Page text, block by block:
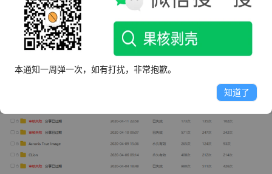
并且今年更严重，正常分享的用户都受到了波及。
从分享链接来看，大部分试下的为文件夹，单个文件分享被
取消较少
本通知一周弹一次，如有打扰，非常抱歉。
知道了